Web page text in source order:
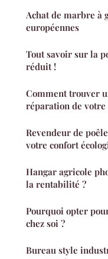
Achat de marbre à
européennes
Tout savoir sur la
réduit !
Comment trouver
réparation de
Revendeur de
votre confort
Hangar agricole
la rentabilité ?
Pourquoi opter
chez soi ?
Bureau style